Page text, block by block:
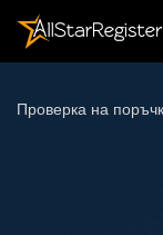
Проверка на